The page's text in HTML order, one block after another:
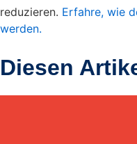
reduzieren. Erfahre, wie
werden.
Diesen